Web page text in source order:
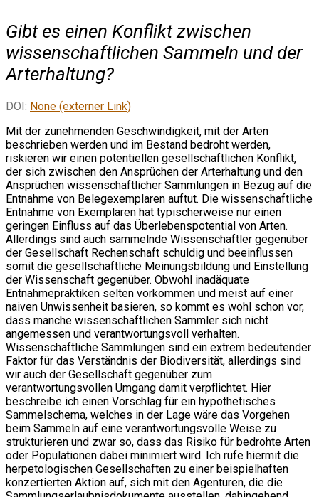
Gibt es einen Konflikt zwischen
wissenschaftlichen Sammeln und der
Arterhaltung?
DOI: None (externer Link)
Mit der zunehmenden Geschwindigkeit, mit der Arten
beschrieben werden und im Bestand bedroht werden,
riskieren wir einen potentiellen gesellschaftlichen Konflikt,
der sich zwischen den Ansprüchen der Arterhaltung und den
Ansprüchen wissenschaftlicher Sammlungen in Bezug auf die
Entnahme von Belegexemplaren auftut. Die wissenschaftliche
Entnahme von Exemplaren hat typischerweise nur einen
geringen Einfluss auf das Überlebenspotential von Arten.
Allerdings sind auch sammelnde Wissenschaftler gegenüber
der Gesellschaft Rechenschaft schuldig und beeinflussen
somit die gesellschaftliche Meinungsbildung und Einstellung
der Wissenschaft gegenüber. Obwohl inadäquate
Entnahmepraktiken selten vorkommen und meist auf einer
naiven Unwissenheit basieren, so kommt es wohl schon vor,
dass manche wissenschaftlichen Sammler sich nicht
angemessen und verantwortungsvoll verhalten.
Wissenschaftliche Sammlungen sind ein extrem bedeutender
Faktor für das Verständnis der Biodiversität, allerdings sind
wir auch der Gesellschaft gegenüber zum
verantwortungsvollen Umgang damit verpflichtet. Hier
beschreibe ich einen Vorschlag für ein hypothetisches
Sammelschema, welches in der Lage wäre das Vorgehen
beim Sammeln auf eine verantwortungsvolle Weise zu
strukturieren und zwar so, dass das Risiko für bedrohte Arten
oder Populationen dabei minimiert wird. Ich rufe hiermit die
herpetologischen Gesellschaften zu einer beispielhaften
konzertierten Aktion auf, sich mit den Agenturen, die die